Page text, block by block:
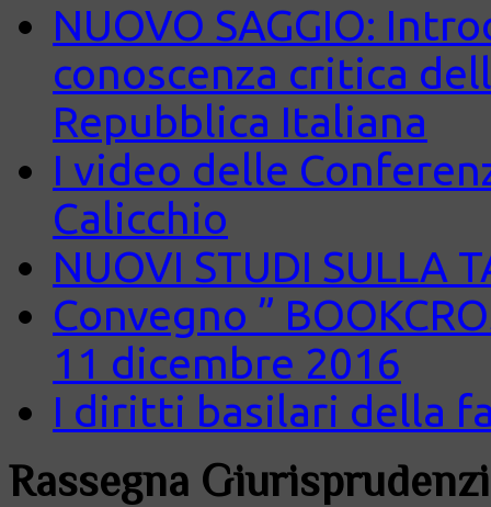
NUOVO SAGGIO:
conoscenza critica
Repubblica Italiana
I video delle
Calicchio
NUOVI STUDI SULLA
Convegno ”
11 dicembre 2016
I diritti basilari della
Rassegna